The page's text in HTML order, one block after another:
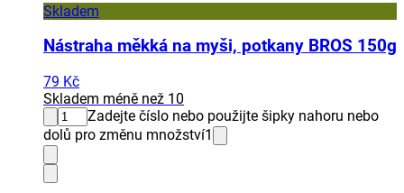
Skladem
Nástraha měkká na myši, potkany BROS 150g
79 Kč
Skladem méně než 10
Zadejte číslo nebo použijte šipky nahoru nebo
dolů pro změnu množství1